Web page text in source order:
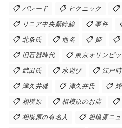
パレード ピクニック
リニア中央新幹線 事件
北条氏 地名 姫
旧石器時代 東京オリンピ
武田氏 水遊び 江戸
津久井城 津久井氏
相模原 相模原のお店
相模原の有名人 相模原ニ